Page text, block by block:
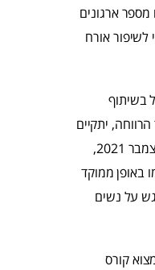
ארגונים
אורח
בשיתוף
יתקיים
במהלך החודשים אוקטובר, נובמבר ודצמבר 2021,
באופן ממוקד
על נשים
קורס